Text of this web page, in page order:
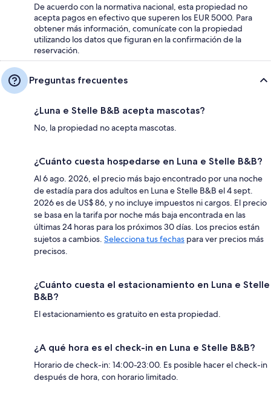
De acuerdo con la normativa nacional, esta propiedad no
acepta pagos en efectivo que superen los EUR 5000. Para
obtener más información, comunícate con la propiedad
utilizando los datos que figuran en la confirmación de la
reservación.
Preguntas frecuentes
¿Luna e Stelle B&B acepta mascotas?
No, la propiedad no acepta mascotas.
¿Cuánto cuesta hospedarse en Luna e Stelle B&B?
Al 6 ago. 2026, el precio más bajo encontrado por una noche
de estadía para dos adultos en Luna e Stelle B&B el 4 sept.
2026 es de US$ 86, y no incluye impuestos ni cargos. El precio
se basa en la tarifa por noche más baja encontrada en las
últimas 24 horas para los próximos 30 días. Los precios están
sujetos a cambios. Selecciona tus fechas para ver precios más
precisos.
¿Cuánto cuesta el estacionamiento en Luna e Stelle
B&B?
El estacionamiento es gratuito en esta propiedad.
¿A qué hora es el check-in en Luna e Stelle B&B?
Horario de check-in: 14:00-23:00. Es posible hacer el check-in
después de hora, con horario limitado.